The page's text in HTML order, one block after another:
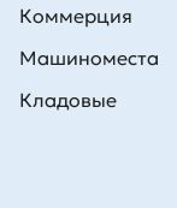
Коммерция
Машиноместа
Кладовые